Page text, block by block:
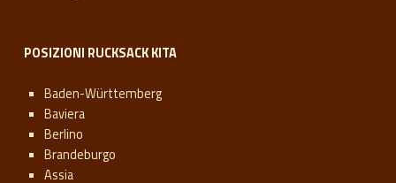
POSIZIONI RUCKSACK KITA
Baden-Württemberg
Baviera
Berlino
Brandeburgo
Assia